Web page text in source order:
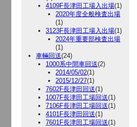
4109F長津田工場入出場(1)
2020年度全般検査出場
(1)
3123F長津田工場入出場(1)
2024年重要部検査出場
(1)
車輛回送(24)
1000系中間車回送(2)
2014/05/02(1)
2015/12/27(1)
7602F長津田回送(1)
1007F長津田工場回送(1)
7106F長津田工場回送(1)
4101F長津田回送(1)
7601F長津田工場回送(1)